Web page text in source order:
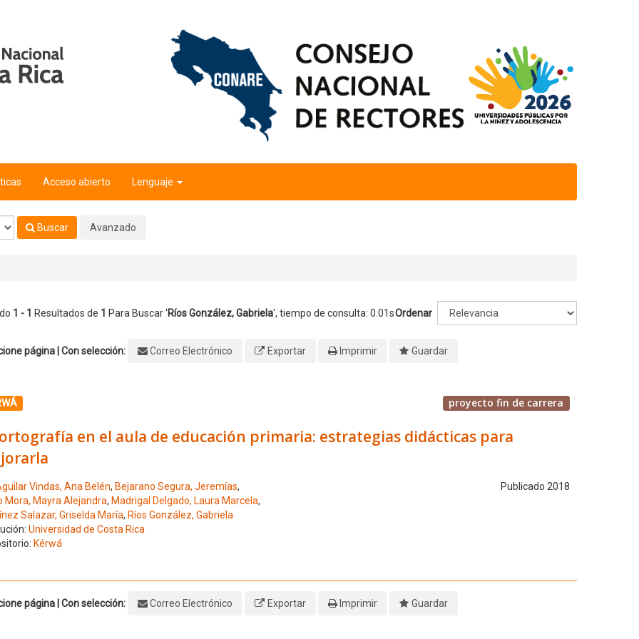
Acceso abierto Lenguaje
Buscar Avanzado
1 - 1 Resultados de 1 Para Buscar 'Ríos González, Gabriela', tiempo de consulta: 0.01sOrdenar
página | Con selección: Correo Electrónico Exportar Imprimir Guardar
el número de resultado 1 proyecto fin de carrera
en el aula de educación primaria: estrategias didácticas para
Vindas, Ana Belén, Bejarano Segura, Jeremías,
Mora, Mayra Alejandra, Madrigal Delgado, Laura Marcela,
Salazar, Griselda María, Ríos González, Gabriela
Publicado 2018
Universidad de Costa Rica
Kérwá
página | Con selección: Correo Electrónico Exportar Imprimir Guardar